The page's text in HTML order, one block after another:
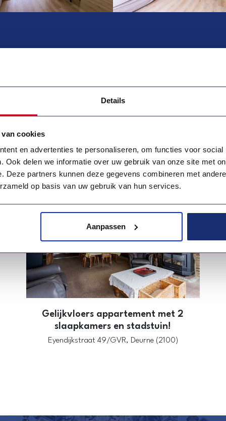
Details
cookies
en advertenties te personaliseren, om functies voor
Ook delen we informatie over uw gebruik van onze site met
Deze partners kunnen deze gegevens combineren met
op basis van uw gebruik van hun services.
Aanpassen
ook interessant voor
Gelijkvloers appartement met 2
slaapkamers en stadstuin!
Eyendijkstraat 49/GVR, Deurne (2100)